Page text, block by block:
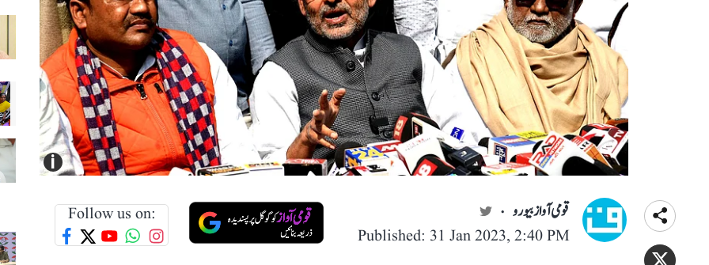
i
قومی آواز بیورو
Published: 31 Jan 2023, 2:40 PM
Follow us on: